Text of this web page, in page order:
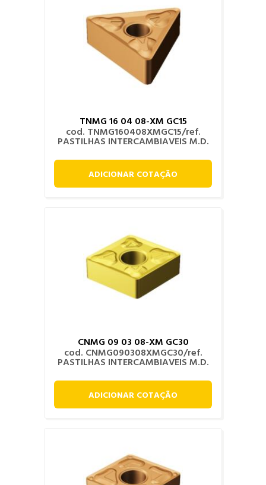
TNMG 16 04 08-XM GC15
cod. TNMG160408XMGC15/ref.
PASTILHAS INTERCAMBIAVEIS M.D.
ADICIONAR COTAÇÃO
CNMG 09 03 08-XM GC30
cod. CNMG090308XMGC30/ref.
PASTILHAS INTERCAMBIAVEIS M.D.
ADICIONAR COTAÇÃO